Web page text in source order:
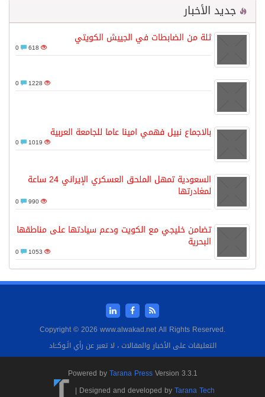
جديد الأخبار
ثلة من الضابطات في الجييش الكويتي
618
1228
بالاجماع نبيل فهمي امينا عاما للجامعة العربية
1019
السعودية تمهل الملحق العسكري الإيراني 24 ساعة
لمغادرتها
990
تضامن خليجي مع الكويت ودعم سيادتها على مناطقها
البحرية
1053
Copyright © 2026 www.alwakad.net All Rights Reserved.
التعليقات على الأخبار والمقالات ، لا تعبر عن رأي الَـوكــَاد
Powered byTarana PressVersion 3.3.1
Designed and developed byTarana Tech
|